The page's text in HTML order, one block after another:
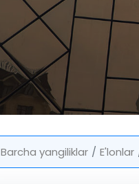
Barcha yangiliklar E'lonlar